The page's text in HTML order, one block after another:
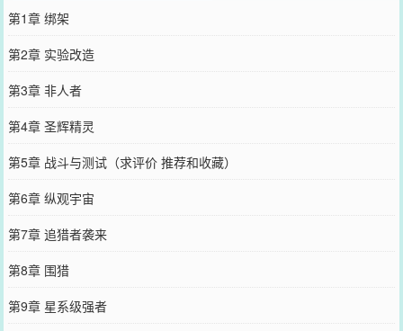
微博微信里的朋友推荐哦！
第1章 绑架
第2章 实验改造
第3章 非人者
第4章 圣辉精灵
第5章 战斗与测试（求评价 推荐和收藏）
第6章 纵观宇宙
第7章 追猎者袭来
第8章 围猎
第9章 星系级强者